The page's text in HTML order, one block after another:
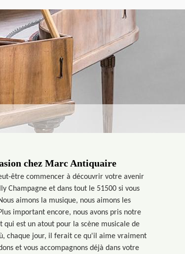
chez Marc Antiquaire
être commencer à découvrir votre avenir
Champagne et dans tout le 51500 si vous
aimons la musique, nous aimons les
important encore, nous avons pris notre
qui est un atout pour la scène musicale de
chaque jour, il ferait ce qu'il aime vraiment
et vous accompagnons déjà dans votre